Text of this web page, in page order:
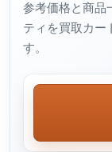
参考価格と商品
ティを買取カー
す。